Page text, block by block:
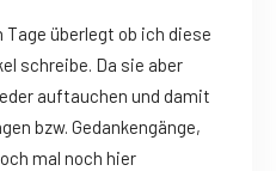
überlegt ob ich diese
schreibe. Da sie aber
auftauchen und damit
bzw. Gedankengänge,
mal noch hier